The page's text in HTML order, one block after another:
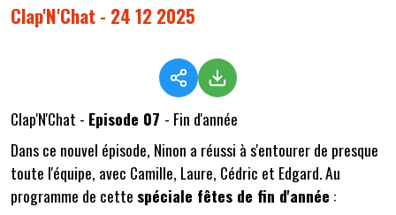
Clap'N'Chat - 24 12 2025
Clap'N'Chat - Episode 07 - Fin d'année
Dans ce nouvel épisode, Ninon a réussi à s'entourer de presque
toute l'équipe, avec Camille, Laure, Cédric et Edgard. Au
programme de cette spéciale fêtes de fin d'année :